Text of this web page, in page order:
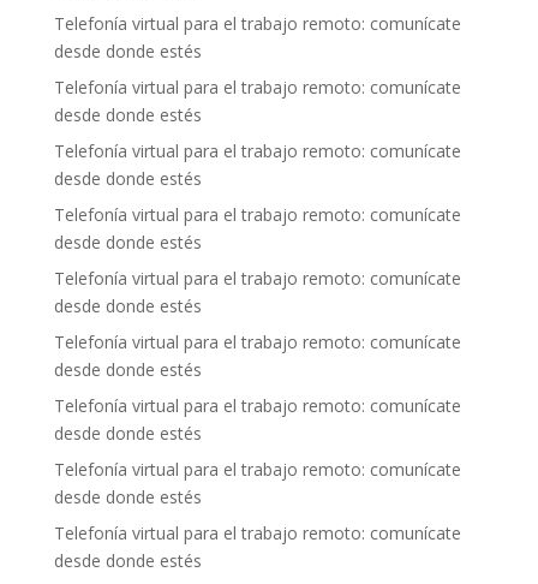
Telefonía virtual para el trabajo remoto: comunícate
desde donde estés
Telefonía virtual para el trabajo remoto: comunícate
desde donde estés
Telefonía virtual para el trabajo remoto: comunícate
desde donde estés
Telefonía virtual para el trabajo remoto: comunícate
desde donde estés
Telefonía virtual para el trabajo remoto: comunícate
desde donde estés
Telefonía virtual para el trabajo remoto: comunícate
desde donde estés
Telefonía virtual para el trabajo remoto: comunícate
desde donde estés
Telefonía virtual para el trabajo remoto: comunícate
desde donde estés
Telefonía virtual para el trabajo remoto: comunícate
desde donde estés